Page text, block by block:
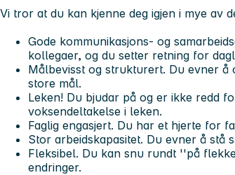
Vi tror at du kan kjenne deg igjen i mye av
Gode kommunikasjons- og
kollegaer, og du setter retning for
Målbevisst og strukturert. Du evner
store mål.
Leken! Du bjudar på og er ikke redd
voksendeltakelse i leken.
Faglig engasjert. Du har et hjerte for
Stor arbeidskapasitet. Du evner å stå
Fleksibel. Du kan snu rundt ''på
endringer.